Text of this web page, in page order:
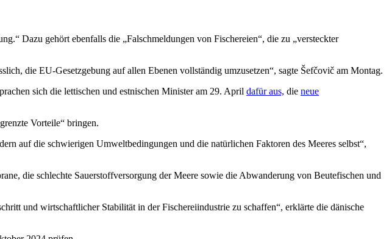
Dazu gehört ebenfalls die „Falschmeldungen von Fischereien“, die zu „versteckter
die EU-Gesetzgebung auf allen Ebenen vollständig umzusetzen“, sagte Šefčovič am Montag.
sich die lettischen und estnischen Minister am 29. April dafür aus, die neue
Vorteile“ bringen.
auf die schwierigen Umweltbedingungen und die natürlichen Faktoren des Meeres selbst“,
die schlechte Sauerstoffversorgung der Meere sowie die Abwanderung von Beutefischen und
und wirtschaftlicher Stabilität in der Fischereiindustrie zu schaffen“, erklärte die dänische